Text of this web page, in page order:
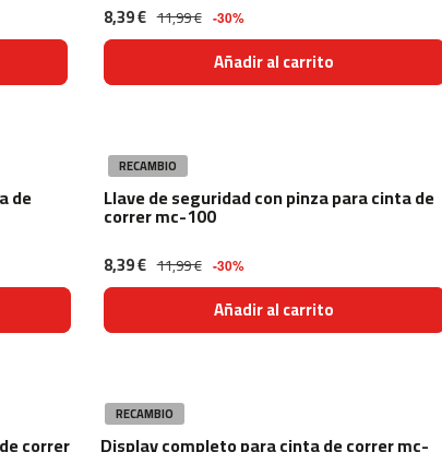
8,39 € 11,99 € -30%
Añadir al carrito
de
RECAMBIO
Llave de seguridad con pinza para cinta de
correr mc-100
8,39 € 11,99 € -30%
Añadir al carrito
correr
RECAMBIO
Display completo para cinta de correr mc-